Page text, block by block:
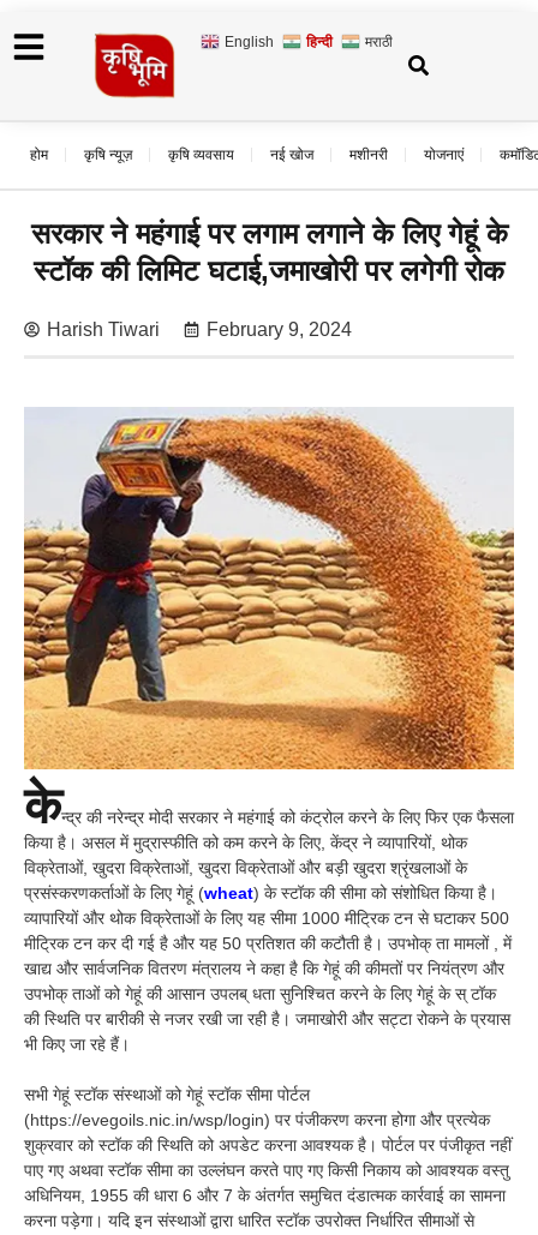
English हिन्दी मराठी
होम कृषि न्यूज़ कृषि व्यवसाय नई खोज मशीनरी योजनाएं
सरकार ने महंगाई पर लगाम लगाने के लिए गेहूं के
स्टॉक की लिमिट घटाई,जमाखोरी पर लगेगी रोक
Harish Tiwari February 9, 2024
केन्द्र की नरेन्द्र मोदी सरकार ने महंगाई को कंट्रोल करने के लिए फिर एक फैसला
किया है। असल में मुद्रास्फीति को कम करने के लिए, केंद्र ने व्यापारियों, थोक
विक्रेताओं, खुदरा विक्रेताओं, खुदरा विक्रेताओं और बड़ी खुदरा श्रृंखलाओं के
प्रसंस्करणकर्ताओं के लिए गेहूं (wheat) के स्टॉक की सीमा को संशोधित किया है।
व्यापारियों और थोक विक्रेताओं के लिए यह सीमा 1000 मीट्रिक टन से घटाकर 500
मीट्रिक टन कर दी गई है और यह 50 प्रतिशत की कटौती है। उपभोक् ता मामलों , में
खाद्य और सार्वजनिक वितरण मंत्रालय ने कहा है कि गेहूं की कीमतों पर नियंत्रण और
उपभोक् ताओं को गेहूं की आसान उपलब् धता सुनिश्चित करने के लिए गेहूं के स् टॉक
की स्थिति पर बारीकी से नजर रखी जा रही है। जमाखोरी और सट्टा रोकने के प्रयास
भी किए जा रहे हैं।
सभी गेहूं स्टॉक संस्थाओं को गेहूं स्टॉक सीमा पोर्टल
(https://evegoils.nic.in/wsp/login) पर पंजीकरण करना होगा और प्रत्येक
शुक्रवार को स्टॉक की स्थिति को अपडेट करना आवश्यक है। पोर्टल पर पंजीकृत नहीं
पाए गए अथवा स्टॉक सीमा का उल्लंघन करते पाए गए किसी निकाय को आवश्यक वस्तु
अधिनियम, 1955 की धारा 6 और 7 के अंतर्गत समुचित दंडात्मक कार्रवाई का सामना
करना पड़ेगा। यदि इन संस्थाओं द्वारा धारित स्टॉक उपरोक्त निर्धारित सीमाओं से